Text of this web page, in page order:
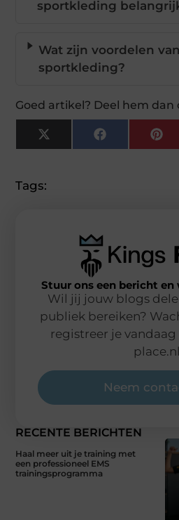
sportkleding
Wat zijn voordelen
sportkleding?
Goed artikel? Deel hem dan
X
(Twitter)
Facebook
Tags:
RECENTE BERICHTEN
Haal meer uit je training met
een professioneel EMS
trainingsprogramma
Stuur ons een bericht en
Wil jij jouw blogs
publiek bereiken?
registreer je
place.nl
Neem